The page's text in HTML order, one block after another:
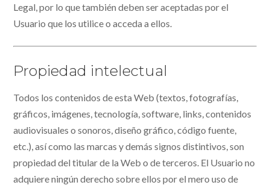
Legal, por lo que también deben ser aceptadas por el
Usuario que los utilice o acceda a ellos.
Propiedad intelectual
Todos los contenidos de esta Web (textos, fotografías,
gráficos, imágenes, tecnología, software, links, contenidos
audiovisuales o sonoros, diseño gráfico, código fuente,
etc.), así como las marcas y demás signos distintivos, son
propiedad del titular de la Web o de terceros. El Usuario no
adquiere ningún derecho sobre ellos por el mero uso de